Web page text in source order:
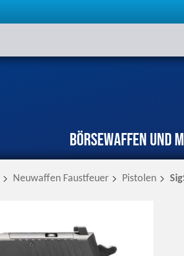
BörseWaffen und
Neuwaffen Faustfeuer Pistolen